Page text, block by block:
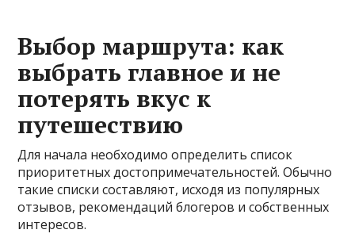
Выбор маршрута: как
выбрать главное и не
потерять вкус к
путешествию
Для начала необходимо определить список
приоритетных достопримечательностей. Обычно
такие списки составляют, исходя из популярных
отзывов, рекомендаций блогеров и собственных
интересов.